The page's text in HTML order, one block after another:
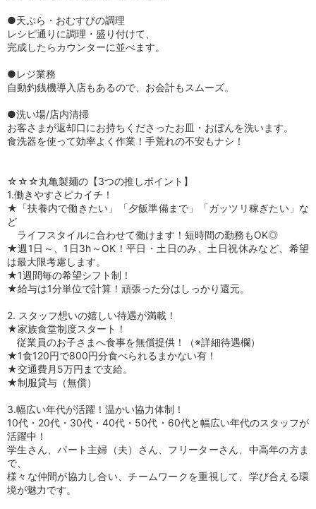
●天ぷら・おむすびの調理
レシピ通りに調理・盛り付けて、
完成したらカウンターに並べます。
●レジ業務
自動釣銭機導入店もあるので、お会計もスムーズ。
●洗い場/店内清掃
お客さまが返却口にお持ちくださったお皿・おぼんを洗います。
食洗器を使って効率よく作業！手荒れの不安もナシ！
☆☆☆丸亀製麺の【3つの推しポイント】
1.働きやすさピカイチ！
★「扶養内で働きたい」「夕飯準備まで」「ガッツリ稼ぎたい」な
ど
ライフスタイルに合わせて働けます！短時間の勤務もOK◎
★週1日～、1日3h～OK！平日・土日のみ、土日祝休みなど、希望
は最大限考慮します。
★1週間毎の希望シフト制！
★給与は1分単位で計算！頑張った分はしっかり還元。
2. スタッフ想いの嬉しい待遇が満載！
★家族食堂制度スタート！
従業員のお子さまへ食事を無償提供！（※詳細待遇欄）
★1食120円で800円分食べられるまかない有！
★交通費月5万円まで支給。
★制服貸与（無償）
3.幅広い年代が活躍！温かい協力体制！
10代・20代・30代・40代・50代・60代と幅広い年代のスタッフが
活躍中！
学生さん、パート主婦（夫）さん、フリーターさん、中高年の方ま
で、
様々な仲間が協力し合い、チームワークを重視して、学び合える環
境が魅力です。